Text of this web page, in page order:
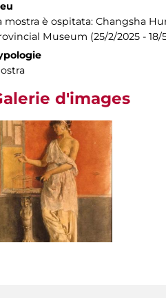
mostra è ospitata: Changsha
Museum (25/2/2025 -
d'images